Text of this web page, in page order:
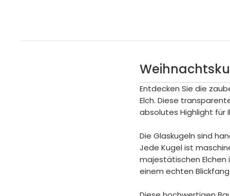
Entdecken Sie die
Elch. Diese
absolutes Highlight für
Die Glaskugeln sind
Jede Kugel ist
majestätischen Elchen
einem echten